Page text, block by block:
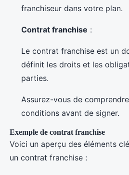
franchiseur dans votre plan.
Contrat franchise :
Le contrat franchise est un
définit les droits et les
parties.
Assurez-vous de
conditions avant de signer.
Exemple de contrat franchise
Voici un aperçu des éléments
un contrat franchise :